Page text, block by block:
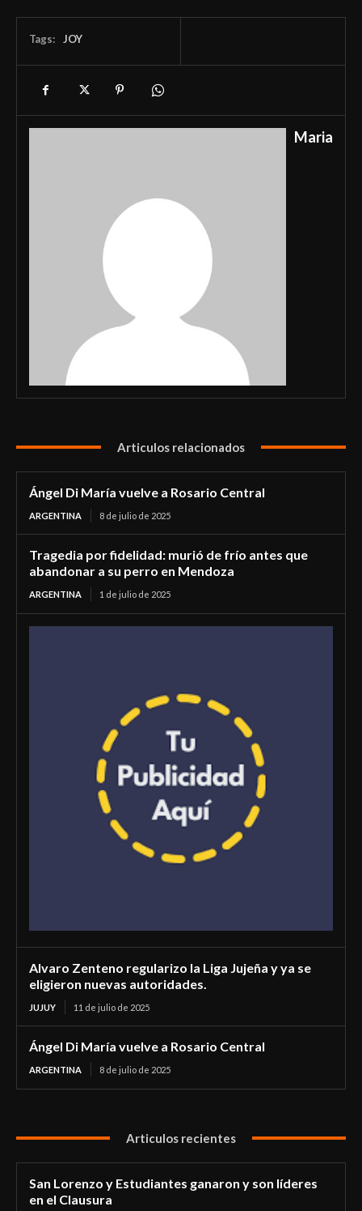
Tags: JOY
Maria
Articulos relacionados
Ángel Di María vuelve a Rosario Central
ARGENTINA 8 de julio de 2025
Tragedia por fidelidad: murió de frío antes que
abandonar a su perro en Mendoza
ARGENTINA 1 de julio de 2025
Alvaro Zenteno regularizo la Liga Jujeña y ya se
eligieron nuevas autoridades.
JUJUY 11 de julio de 2025
Ángel Di María vuelve a Rosario Central
ARGENTINA 8 de julio de 2025
Articulos recientes
San Lorenzo y Estudiantes ganaron y son líderes
en el Clausura